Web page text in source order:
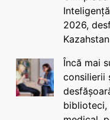
2026,
Kazahstan
Încă mai
consilierii
biblioteci,